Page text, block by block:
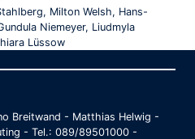
Milton Welsh, Hans-
Niemeyer, Liudmyla
Lüssow
Breitwand - Matthias Helwig -
- Tel.: 089/89501000 -